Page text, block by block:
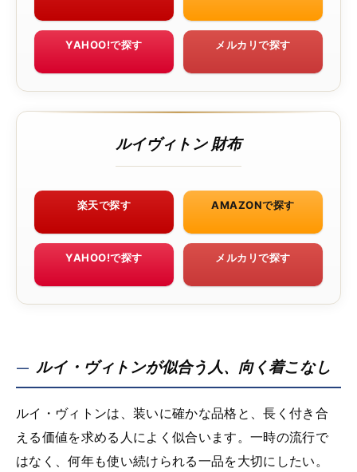
YAHOO!で探す メルカリで探す
ルイヴィトン 財布
楽天で探す AMAZONで探す
YAHOO!で探す メルカリで探す
ルイ・ヴィトンが似合う人、向く着こなし
ルイ・ヴィトンは、装いに確かな品格と、長く付き合
える価値を求める人によく似合います。一時の流行で
はなく、何年も使い続けられる一品を大切にしたい。